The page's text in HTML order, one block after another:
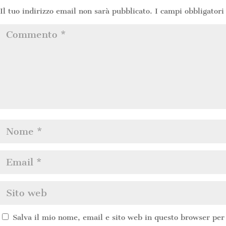
Il tuo indirizzo email non sarà pubblicato. I campi obbligatori
Salva il mio nome, email e sito web in questo browser